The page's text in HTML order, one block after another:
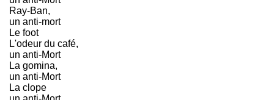
Ray-Ban,
un anti-mort
Le foot
L'odeur du café,
un anti-Mort
La gomina,
un anti-Mort
La clope